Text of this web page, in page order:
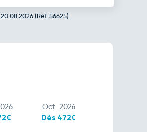
(Réf.:56625)
Oct. 2026
Dès 472€